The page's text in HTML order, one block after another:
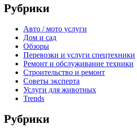
Рубрики
Авто / мото услуги
Дом и сад
Обзоры
Перевозки и услуги спецтехники
Ремонт и обслуживание техники
Строительство и ремонт
Советы эксперта
Услуги для животных
Trends
Рубрики